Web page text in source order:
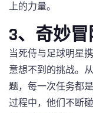
上的力量。
3、奇妙
当死侍与足球明星
意想不到的挑战。
题，每一次任务都
过程中，他们不断